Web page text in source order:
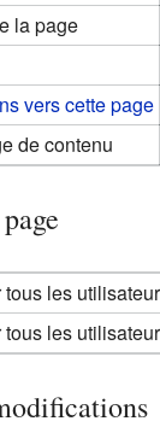
la page
vers cette page
de contenu
les
les